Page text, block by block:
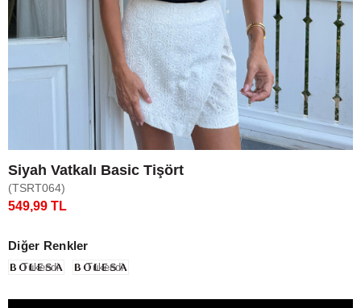
Siyah Vatkalı Basic Tişört
(TSRT064)
549,99 TL
Diğer Renkler
Tükendi Tükendi